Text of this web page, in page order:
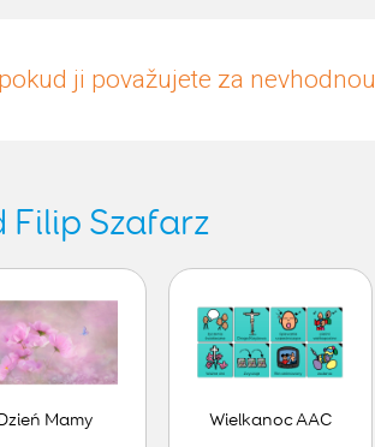
ji považujete za nevhodnou
Filip Szafarz
Mamy Wielkanoc AAC